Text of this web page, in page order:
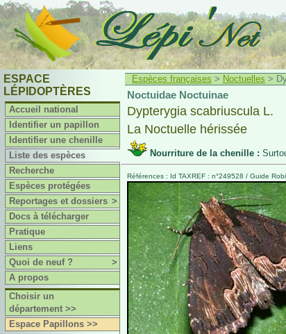
ESPACE
LÉPIDOPTÈRES
Accueil national
Identifier un papillon
Identifier une chenille
Liste des espèces
Recherche
Espèces protégées
Reportages et dossiers >
Docs à télécharger
Pratique
Liens
Quoi de neuf ?
>
A propos
Choisir un
département >>
Espace Papillons >>
Espèces françaises > Noctuelles >
Noctuidae Noctuinae
Dypterygia scabriuscula L.
La Noctuelle hérissée
Nourriture de la chenille :
Références : Id TAXREF : n°249528 / Guide